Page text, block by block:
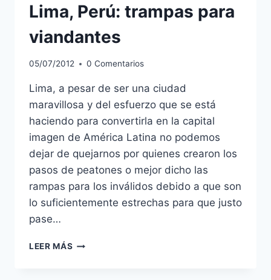
Lima, Perú: trampas para
viandantes
05/07/2012 0 Comentarios
Lima, a pesar de ser una ciudad
maravillosa y del esfuerzo que se está
haciendo para convertirla en la capital
imagen de América Latina no podemos
dejar de quejarnos por quienes crearon los
pasos de peatones o mejor dicho las
rampas para los inválidos debido a que son
lo suficientemente estrechas para que justo
pase…
LEER MÁS LIMA,